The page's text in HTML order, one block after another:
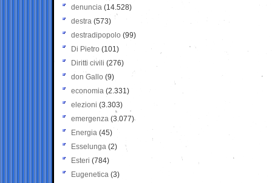
denuncia (14.528)
destra (573)
destradipopolo (99)
Di Pietro (101)
Diritti civili (276)
don Gallo (9)
economia (2.331)
elezioni (3.303)
emergenza (3.077)
Energia (45)
Esselunga (2)
Esteri (784)
Eugenetica (3)